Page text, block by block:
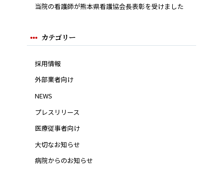
当院の看護師が熊本県看護協会長表彰を受けました
カテゴリー
採用情報
外部業者向け
NEWS
プレスリリース
医療従事者向け
大切なお知らせ
病院からのお知らせ